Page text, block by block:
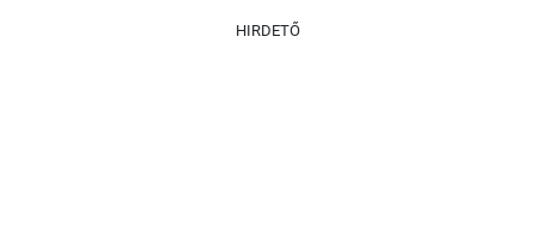
HIRDETŐ